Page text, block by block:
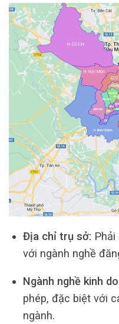
Địa chỉ trụ sở: Phải
với ngành nghề
Ngành nghề kinh
phép, đặc biệt với
ngành.